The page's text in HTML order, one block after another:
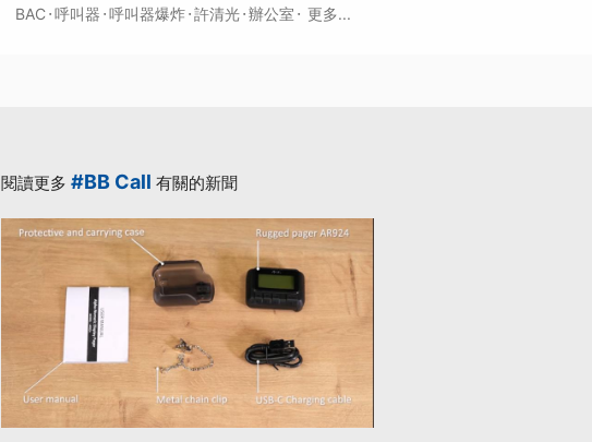
BAC·呼叫器 ·呼叫器爆炸·許清光·辦公室 · 更多...
閱讀更多 #BB Call 有關的新聞